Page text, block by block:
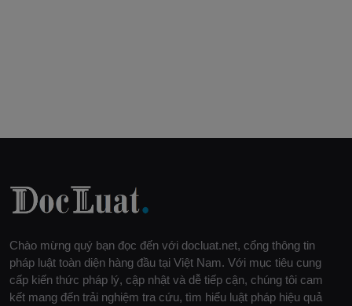
Chào mừng quý bạn đọc đến với docluat.net, cổng thông tin
pháp luật toàn diện hàng đầu tại Việt Nam. Với mục tiêu cung
cấp kiến thức pháp lý, cập nhật và dễ tiếp cận, chúng tôi cam
kết mang đến trải nghiệm tra cứu, tìm hiểu luật pháp hiệu quả